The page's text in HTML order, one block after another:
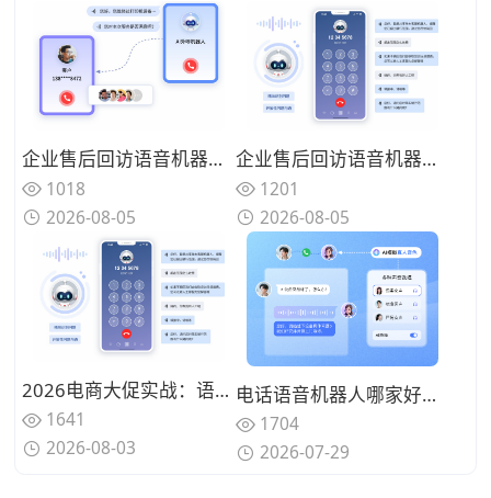
企业售后回访语音机器人如何选？主流厂商功能对比一览
1018
2026-08-05
企业售后回访语音机器人怎么选？实用选购要点全面整理
1201
2026-08-05
2026电商大促实战：语音机器人如何将售后投诉处理效率拉升3倍？（附部署清单）
1641
2026-08-03
电话语音机器人哪家好？2026年企业选型要点与产品能力解析
1704
2026-07-29